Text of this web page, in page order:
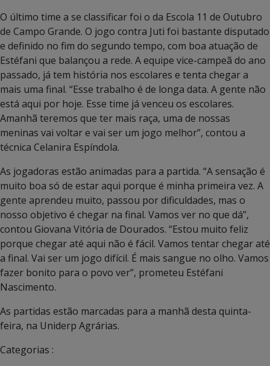
O último time a se classificar foi o da Escola 11 de Outubro
de Campo Grande. O jogo contra Juti foi bastante disputado
e definido no fim do segundo tempo, com boa atuação de
Estéfani que balançou a rede. A equipe vice-campeã do ano
passado, já tem história nos escolares e tenta chegar a
mais uma final. “Esse trabalho é de longa data. A gente não
está aqui por hoje. Esse time já venceu os escolares.
Amanhã teremos que ter mais raça, uma de nossas
meninas vai voltar e vai ser um jogo melhor”, contou a
técnica Celanira Espíndola.
As jogadoras estão animadas para a partida. “A sensação é
muito boa só de estar aqui porque é minha primeira vez. A
gente aprendeu muito, passou por dificuldades, mas o
nosso objetivo é chegar na final. Vamos ver no que dá”,
contou Giovana Vitória de Dourados. “Estou muito feliz
porque chegar até aqui não é fácil. Vamos tentar chegar até
a final. Vai ser um jogo difícil. É mais sangue no olho. Vamos
fazer bonito para o povo ver”, prometeu Estéfani
Nascimento.
As partidas estão marcadas para a manhã desta quinta-
feira, na Uniderp Agrárias.
Categorias :